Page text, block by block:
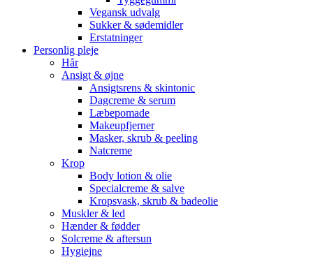
Vegansk udvalg
Sukker & sødemidler
Erstatninger
Personlig pleje
Hår
Ansigt & øjne
Ansigtsrens & skintonic
Dagcreme & serum
Læbepomade
Makeupfjerner
Masker, skrub & peeling
Natcreme
Krop
Body lotion & olie
Specialcreme & salve
Kropsvask, skrub & badeolie
Muskler & led
Hænder & fødder
Solcreme & aftersun
Hygiejne